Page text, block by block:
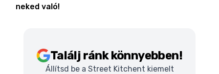
neked való!
Találj ránk könnyebben!
Állítsd be a Street Kitchent kiemelt